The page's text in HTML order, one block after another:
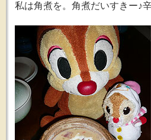
私は角煮を。角煮だいすきー♪